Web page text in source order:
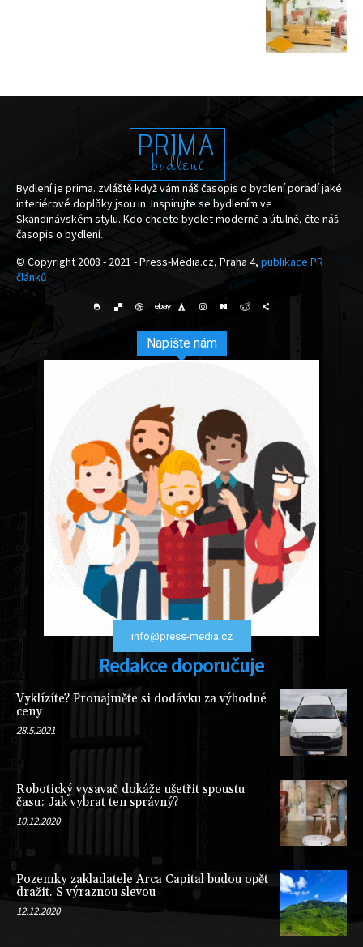
PRIMA
bydlení
Bydlení je prima. zvláště když vám náš časopis o bydlení poradí jaké
interiérové doplňky jsou in. Inspirujte se bydlením ve
Skandinávském stylu. Kdo chcete bydlet moderně a útulně, čte náš
časopis o bydlení.
© Copyright 2008 - 2021 - Press-Media.cz, Praha 4, publikace PR
článků
Napište nám
info@press-media.cz
Redakce doporučuje
Vyklízíte? Pronajměte si dodávku za výhodné
ceny
28.5.2021
Robotický vysavač dokáže ušetřit spoustu
času: Jak vybrat ten správný?
10.12.2020
Pozemky zakladatele Arca Capital budou opět
dražit. S výraznou slevou
12.12.2020